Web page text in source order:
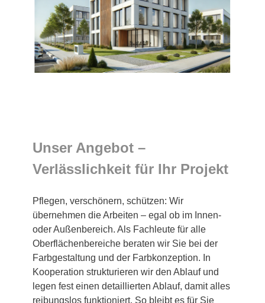
Unser Angebot –
Verlässlichkeit für Ihr Projekt
Pflegen, verschönern, schützen: Wir
übernehmen die Arbeiten – egal ob im Innen-
oder Außenbereich. Als Fachleute für alle
Oberflächenbereiche beraten wir Sie bei der
Farbgestaltung und der Farbkonzeption. In
Kooperation strukturieren wir den Ablauf und
legen fest einen detaillierten Ablauf, damit alles
reibungslos funktioniert. So bleibt es für Sie